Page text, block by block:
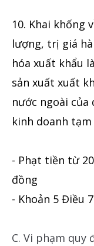
10. Khai khống
lượng, trị giá
hóa xuất khẩu
sản xuất xuất
nước ngoài của
kinh doanh
- Phạt tiền từ
đồng
- Khoản 5 Điều 7
C. Vi phạm quy